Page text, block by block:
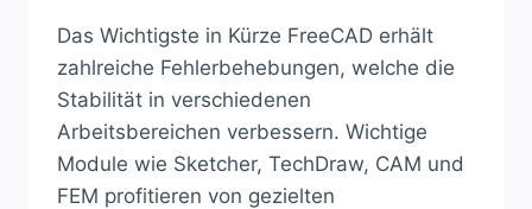
Das Wichtigste in Kürze FreeCAD erhält
zahlreiche Fehlerbehebungen, welche die
Stabilität in verschiedenen
Arbeitsbereichen verbessern. Wichtige
Module wie Sketcher, TechDraw, CAM und
FEM profitieren von gezielten